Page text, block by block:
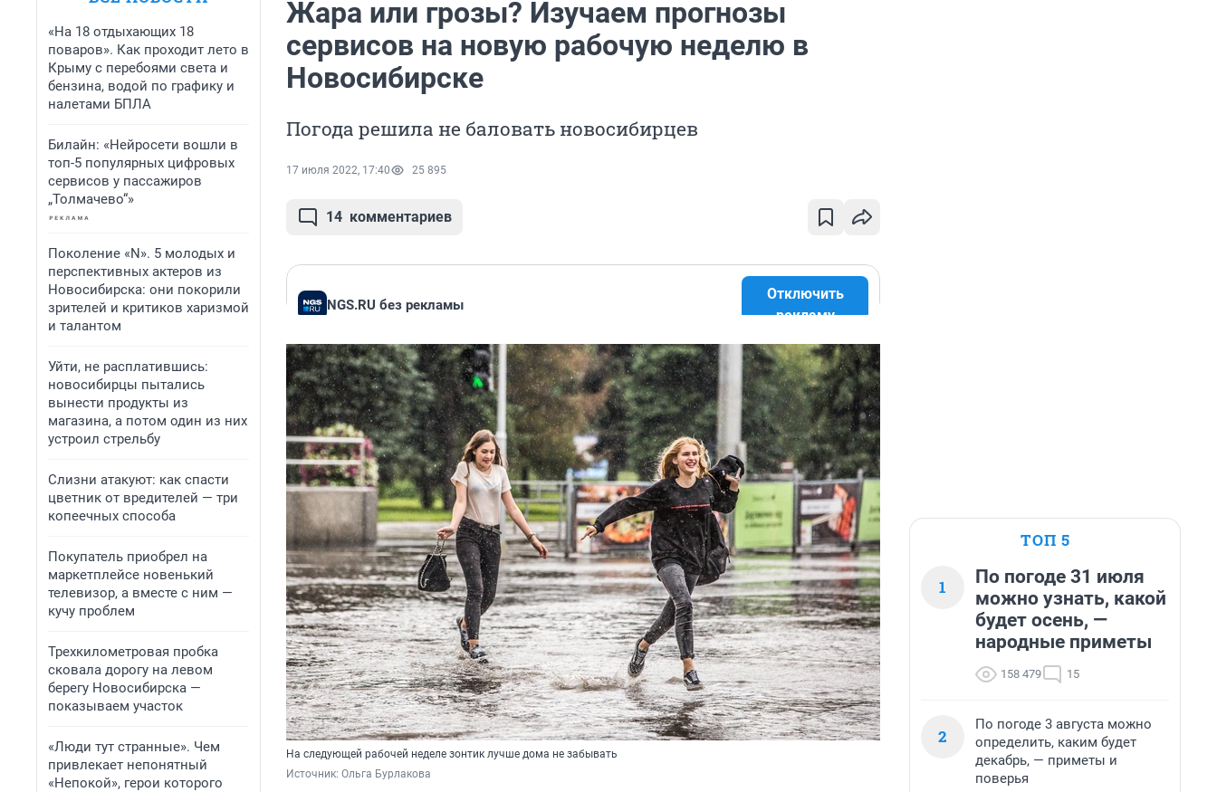
«На 18 отдыхающих 18
поваров». Как проходит лето в
Крыму с перебоями света и
бензина, водой по графику и
налетами БПЛА
Билайн: «Нейросети вошли в
топ-5 популярных цифровых
сервисов у пассажиров
„Толмачево“»
Поколение «N». 5 молодых и
перспективных актеров из
Новосибирска: они покорили
зрителей и критиков харизмой
и талантом
Уйти, не расплатившись:
новосибирцы пытались
вынести продукты из
магазина, а потом один из них
устроил стрельбу
Слизни атакуют: как спасти
цветник от вредителей — три
копеечных способа
Покупатель приобрел на
маркетплейсе новенький
телевизор, а вместе с ним —
кучу проблем
Трехкилометровая пробка
сковала дорогу на левом
берегу Новосибирска —
показываем участок
«Люди тут странные». Чем
привлекает непонятный
«Непокой», герои которого
Жара или грозы? Изучаем прогнозы
сервисов на новую рабочую неделю в
Новосибирске
Погода решила не баловать новосибирцев
17 июля 2022, 17:40 25 895
14 комментариев
NGS.RU без рекламы
Отключить
рекламу
На следующей рабочей неделе зонтик лучше дома не забывать
Источник: Ольга Бурлакова
ТОП 5
1
По погоде 31 июля
можно узнать, какой
будет осень, —
народные приметы
158 479 15
2
По погоде 3 августа можно
определить, каким будет
декабрь, — приметы и
поверья